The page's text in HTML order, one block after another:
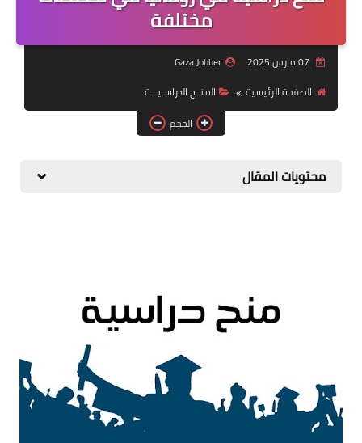
منوعات
نماذج سيرة ذاتية
مختلفة
Gaza Jobber
الصفحة الرئيسية
المنــح الدراسـيـــة
الحجم
محتويات المقال